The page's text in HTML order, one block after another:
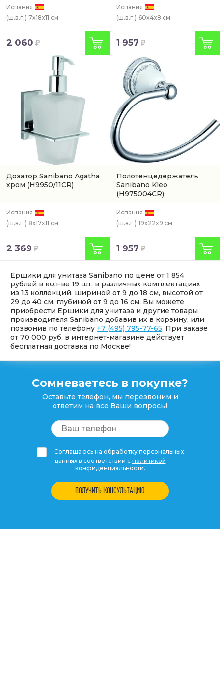
Испания
(ш.в.г.) 7x18x11 см
2 060
Испания
(ш.в.г.) 60x4x8 см.
1 957
Дозатор Sanibano Agatha
хром (H9950/11CR)
Испания
(ш.в.г.) 8x17x11 см.
2 369
Полотенцедержатель
Sanibano Kleo
(H975004CR)
Испания
(ш.в.г.) 19x22x9 см.
1 957
Ершики для унитаза Sanibano по цене от 1 854
рублей в кол-ве 19 шт. в различных комплектациях
из 13 коллекций, шириной от 9 до 18 см, высотой от
29 до 40 см, глубиной от 9 до 16 см. Вы можете
приобрести Ершики для унитаза и другие товары
производителя Sanibano добавив их в корзину, или
позвонив по телефону +7 (495) 795-77-65. При заказе
от 70 000 руб. в интернет-магазине действует
бесплатная доставка по Москве!
Сомневаетесь в покупке?
Оставьте телефон, мы перезвоним и
ответим на все Ваши вопросы!
Соглашаюсь на обработку персональных
данных в соответствии с политикой
конфиденциальности.
ПОЛУЧИТЬ КОНСУЛЬТАЦИЮ